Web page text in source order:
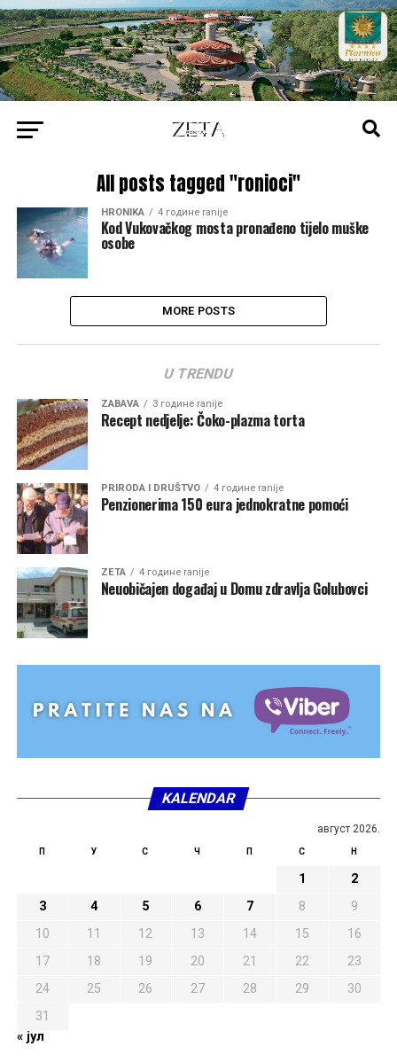
All posts tagged "ronioci"
HRONIKA 4 године ranije
Kod Vukovačkog mosta pronađeno tijelo muške
osobe
MORE POSTS
U TRENDU
ZABAVA 3 године ranije
Recept nedjelje: Čoko-plazma torta
PRIRODA I DRUŠTVO 4 године ranije
Penzionerima 150 eura jednokratne pomoći
ZETA 4 године ranije
Neuobičajen događaj u Domu zdravlja Golubovci
KALENDAR
август 2026.
П У С Ч П С Н
1
2
3
4 5 6 7 8
9
10
11 12 13 14 15
16
17
18 19 20 21 22
23
24
25 26 27 28 29
30
31
« јул